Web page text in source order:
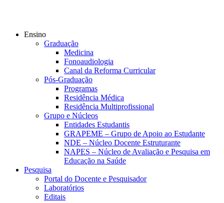
Ensino
Graduação
Medicina
Fonoaudiologia
Canal da Reforma Curricular
Pós-Graduação
Programas
Residência Médica
Residência Multiprofissional
Grupo e Núcleos
Entidades Estudantis
GRAPEME – Grupo de Apoio ao Estudante
NDE – Núcleo Docente Estruturante
NAPES – Núcleo de Avaliação e Pesquisa em
Educação na Saúde
Pesquisa
Portal do Docente e Pesquisador
Laboratórios
Editais